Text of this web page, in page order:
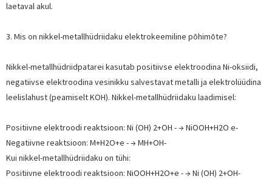
laetaval akul.
3. Mis on nikkel-metallhüdriidaku elektrokeemiline põhimõte?
Nikkel-metallhüdriidpatarei kasutab positiivse elektroodina Ni-oksiidi,
negatiivse elektroodina vesinikku salvestavat metalli ja elektrolüüdina
leelislahust (peamiselt KOH). Nikkel-metallhüdriidaku laadimisel:
Positiivne elektroodi reaktsioon: Ni (OH) 2+OH - → NiOOH+H2O e-
Negatiivne reaktsioon: M+H2O+e - → MH+OH-
Kui nikkel-metallhüdriidaku on tühi:
Positiivne elektroodi reaktsioon: NiOOH+H2O+e - → Ni (OH) 2+OH-